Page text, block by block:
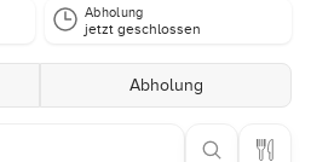
Abholung
jetzt geschlossen
Abholung